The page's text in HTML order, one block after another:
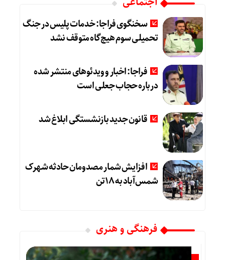
سخنگوی فراجا: خدمات پلیس در جنگ
تحمیلی سوم هیچ‌گاه متوقف نشد
فراجا: اخبار و ویدئوهای منتشر شده
درباره حجاب جعلی است
قانون جدید بازنشستگی ابلاغ شد
افزایش شمار مصدومان حادثه شهرک
شمس‌آباد به ۱۸تن
فرهنگی و هنری